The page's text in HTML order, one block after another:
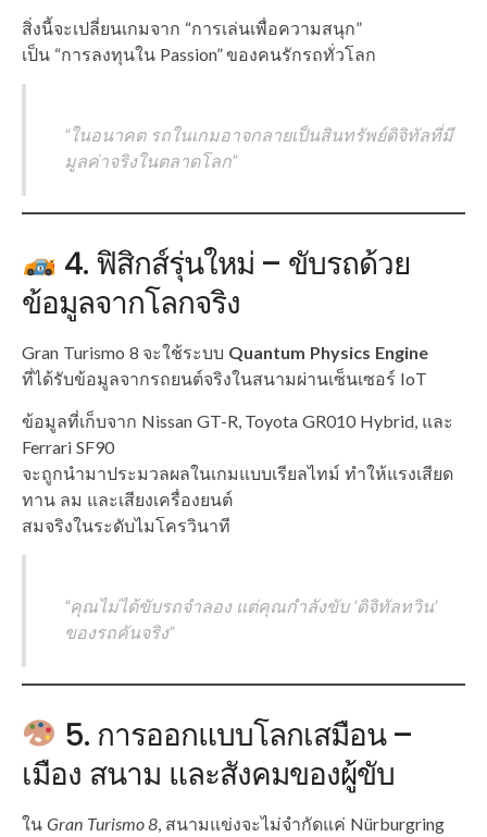
สิ่งนี้จะเปลี่ยนเกมจาก “การเล่นเพื่อความสนุก”
เป็น “การลงทุนใน Passion” ของคนรักรถทั่วโลก
“ในอนาคต รถในเกมอาจกลายเป็นสินทรัพย์ดิจิทัลที่มี
มูลค่าจริงในตลาดโลก”
4. ฟิสิกส์รุ่นใหม่ – ขับรถด้วย
ข้อมูลจากโลกจริง
Gran Turismo 8 จะใช้ระบบ Quantum Physics Engine
ที่ได้รับข้อมูลจากรถยนต์จริงในสนามผ่านเซ็นเซอร์ IoT
ข้อมูลที่เก็บจาก Nissan GT-R, Toyota GR010 Hybrid, และ
Ferrari SF90
จะถูกนำมาประมวลผลในเกมแบบเรียลไทม์ ทำให้แรงเสียด
ทาน ลม และเสียงเครื่องยนต์
สมจริงในระดับไมโครวินาที
“คุณไม่ได้ขับรถจำลอง แต่คุณกำลังขับ ‘ดิจิทัลทวิน’
ของรถคันจริง”
5. การออกแบบโลกเสมือน –
เมือง สนาม และสังคมของผู้ขับ
ใน Gran Turismo 8 , สนามแข่งจะไม่จำกัดแค่ Nürburgring